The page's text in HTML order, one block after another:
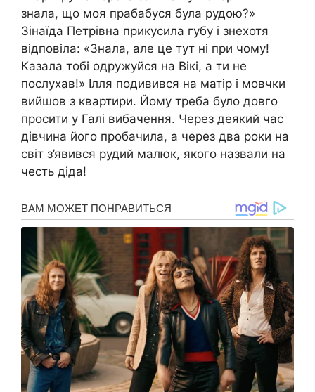
знала, що моя прабабуся була рудою?»
Зінаїда Петрівна прикусила губу і знехотя
відповіла: «Знала, але це тут ні при чому!
Казала тобі одружуйся на Вікі, а ти не
послухав!» Ілля подивився на матір і мовчки
вийшов з квартири. Йому треба було довго
просити у Галі вибачення. Через деякий час
дівчина його пробачила, а через два роки на
світ з’явився рудий малюк, якого назвали на
честь діда!